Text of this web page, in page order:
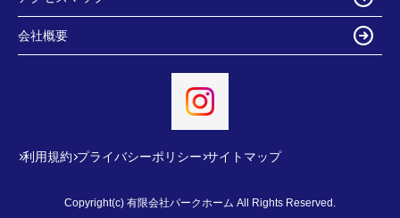
会社概要
利用規約 プライバシーポリシー サイトマップ
Copyright(c) 有限会社パークホーム All Rights Reserved.